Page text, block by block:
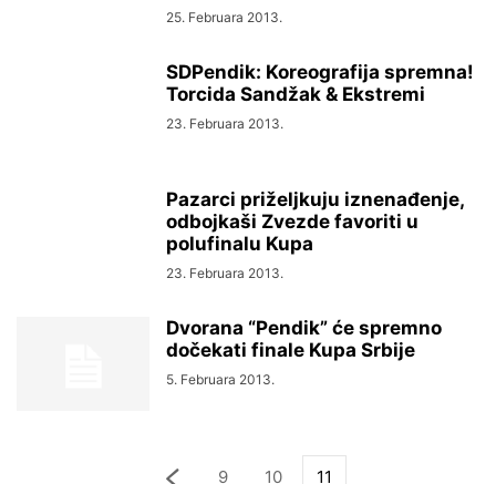
25. Februara 2013.
SDPendik: Koreografija spremna!
Torcida Sandžak & Ekstremi
23. Februara 2013.
Pazarci priželjkuju iznenađenje,
odbojkaši Zvezde favoriti u
polufinalu Kupa
23. Februara 2013.
Dvorana “Pendik” će spremno
dočekati finale Kupa Srbije
5. Februara 2013.
9 10 11